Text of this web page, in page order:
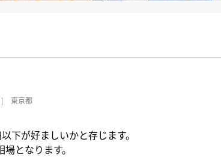
| 東京都
下が好ましいかと存じます。
となります。